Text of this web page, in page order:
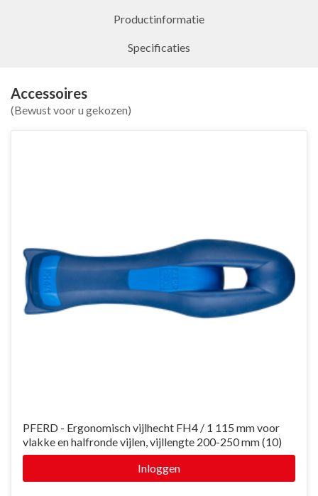
Productinformatie
Specificaties
Accessoires
(Bewust voor u gekozen)
PFERD - Ergonomisch vijlhecht FH4 / 1 115 mm voor
vlakke en halfronde vijlen, vijllengte 200-250 mm (10)
Inloggen